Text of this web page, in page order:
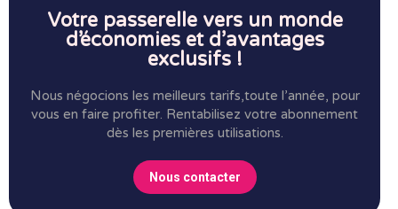
Votre passerelle vers un monde
d’économies et d’avantages
exclusifs !
Nous négocions les meilleurs tarifs,toute l’année, pour
vous en faire profiter. Rentabilisez votre abonnement
dès les premières utilisations.
Nous contacter